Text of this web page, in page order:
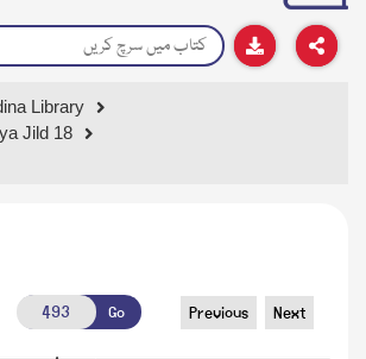
Library
Jild 18
Go Previous Next